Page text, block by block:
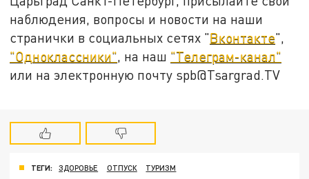
наблюдения, вопросы и новости на наши
странички в социальных сетях "Вконтакте",
"Одноклассники", на наш "Телеграм-канал"
или на электронную почту spb@Tsargrad.TV
ТЕГИ: ЗДОРОВЬЕ ОТПУСК ТУРИЗМ